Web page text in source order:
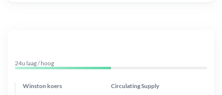
24u laag / hoog
Winston koers Circulating Supply